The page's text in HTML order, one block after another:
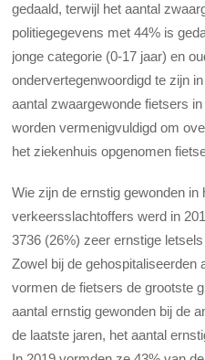
gedaald, terwijl het aantal
politiegegevens met 44% is
jonge categorie (0-17 jaar) en
ondervertegenwoordigd te zijn
aantal zwaargewonde fietsers
worden vermenigvuldigd om
het ziekenhuis opgenomen
Wie zijn de ernstig gewonden
verkeersslachtoffers werd in
3736 (26%) zeer ernstige
Zowel bij de gehospitaliseerden
vormen de fietsers de grootste
aantal ernstig gewonden bij de
de laatste jaren, het aantal